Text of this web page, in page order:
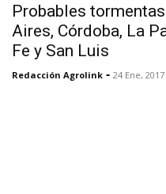
Probables
Aires, Córdoba, La
Fe y San Luis
Redacción Agrolink - 24 Ene, 2017